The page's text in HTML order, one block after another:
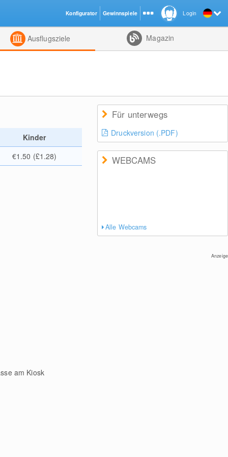
Ausflugsziele Magazin
Kinder
€1.50 (£1.28)
am Kiosk
Für unterwegs
Druckversion (.PDF)
WEBCAMS
Alle Webcams
Anzeige
Login
Konfigurator Gewinnspiele